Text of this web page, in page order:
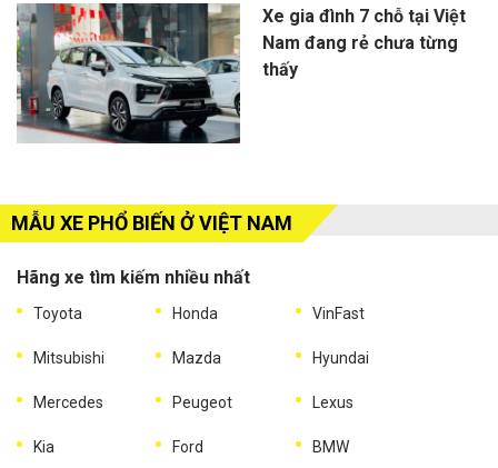
Xe gia đình 7 chỗ tại Việt
Nam đang rẻ chưa từng
thấy
MẪU XE PHỔ BIẾN Ở VIỆT NAM
Hãng xe tìm kiếm nhiều nhất
Toyota Honda VinFast
Mitsubishi Mazda Hyundai
Mercedes Peugeot Lexus
Kia Ford BMW